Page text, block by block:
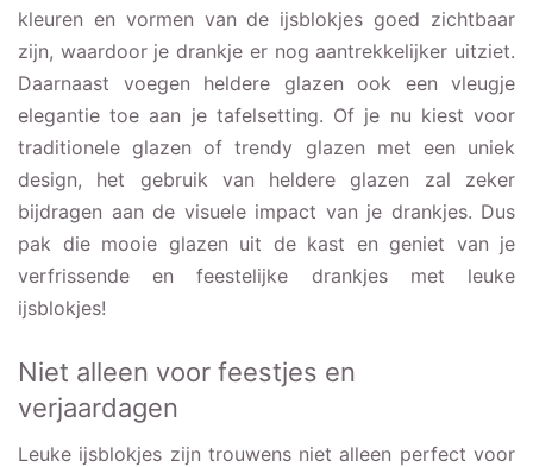
kleuren en vormen van de ijsblokjes goed zichtbaar
zijn, waardoor je drankje er nog aantrekkelijker uitziet.
Daarnaast voegen heldere glazen ook een vleugje
elegantie toe aan je tafelsetting. Of je nu kiest voor
traditionele glazen of trendy glazen met een uniek
design, het gebruik van heldere glazen zal zeker
bijdragen aan de visuele impact van je drankjes. Dus
pak die mooie glazen uit de kast en geniet van je
verfrissende en feestelijke drankjes met leuke
ijsblokjes!
Niet alleen voor feestjes en
verjaardagen
Leuke ijsblokjes zijn trouwens niet alleen perfect voor